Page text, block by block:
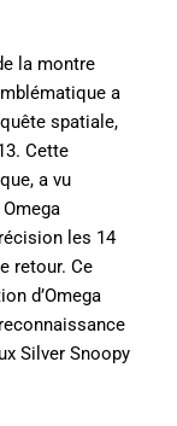
la montre
a
spatiale,
Cette
a vu
les 14
retour. Ce
d’Omega
Silver Snoopy